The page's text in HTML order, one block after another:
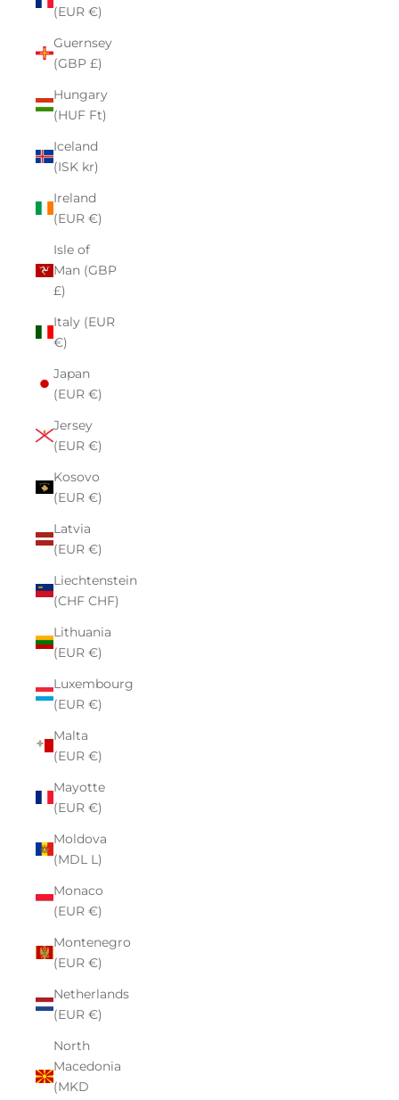
(EUR €)
Guernsey
(GBP £)
Hungary
(HUF Ft)
Iceland
(ISK kr)
Ireland
(EUR €)
Isle of
Man (GBP
£)
Italy (EUR
€)
Japan
(EUR €)
Jersey
(EUR €)
Kosovo
(EUR €)
Latvia
(EUR €)
Liechtenstein
(CHF CHF)
Lithuania
(EUR €)
Luxembourg
(EUR €)
Malta
(EUR €)
Mayotte
(EUR €)
Moldova
(MDL L)
Monaco
(EUR €)
Montenegro
(EUR €)
Netherlands
(EUR €)
North
Macedonia
(MKD